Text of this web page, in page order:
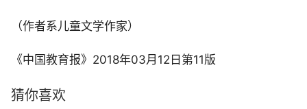
（作者系儿童文学作家）
《中国教育报》2018年03月12日第11版
猜你喜欢